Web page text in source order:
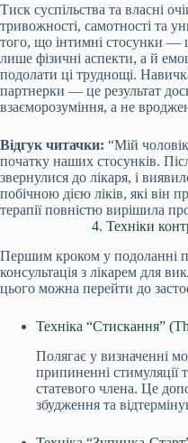
Тиск суспільства та власні
тривожності, самотності та
того, що інтимні стосунки —
лише фізичні аспекти, а й
подолати ці труднощі.
партнерки — це результат
взаєморозуміння, а не
Відгук читачки: “Мій
початку наших стосунків.
звернулися до лікаря, і
побічною дією ліків, які він
терапії повністю вирішила
4. Техніки
Першим кроком у подоланні
консультація з лікарем для
цього можна перейти до
Техніка “Стискання”
Полягає у визначенні
припиненні стимуляції
статевого члена. Це
збудження та